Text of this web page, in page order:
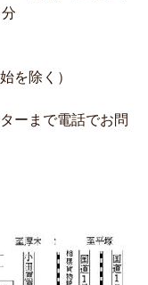
を除く）
ーまで電話でお問